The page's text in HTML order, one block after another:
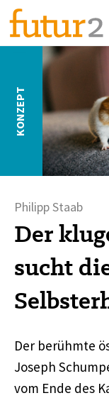
KONZEPT
Philipp Staab
Der
sucht
Der berühmte
Joseph
vom Ende des